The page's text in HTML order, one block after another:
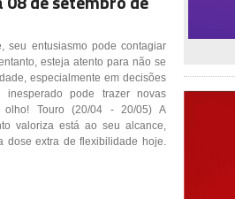
seu entusiasmo pode contagiar
esteja atento para não se
especialmente em decisões
inesperado pode trazer novas
olho! Touro (20/04 - 20/05) A
valoriza está ao seu alcance,
dose extra de flexibilidade hoje.